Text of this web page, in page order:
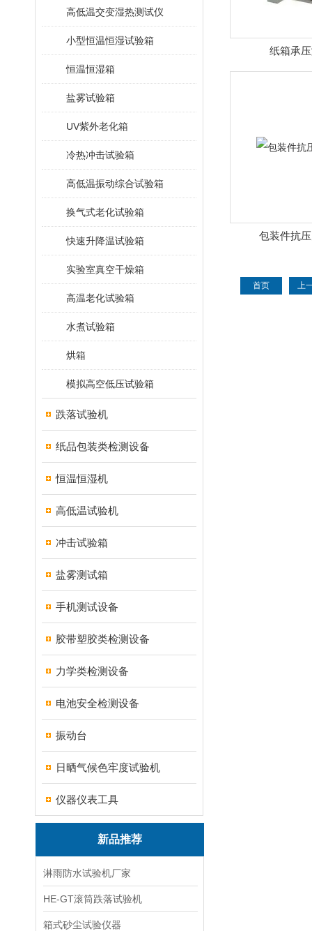
高低温交变湿热测试仪
小型恒温恒湿试验箱
恒温恒湿箱
盐雾试验箱
UV紫外老化箱
冷热冲击试验箱
高低温振动综合试验箱
换气式老化试验箱
快速升降温试验箱
实验室真空干燥箱
高温老化试验箱
水煮试验箱
烘箱
模拟高空低压试验箱
跌落试验机
纸品包装类检测设备
恒温恒湿机
高低温试验机
冲击试验箱
盐雾测试箱
手机测试设备
胶带塑胶类检测设备
力学类检测设备
电池安全检测设备
振动台
日晒气候色牢度试验机
仪器仪表工具
新品推荐
淋雨防水试验机厂家
HE-GT滚筒跌落试验机
箱式砂尘试验仪器
纸箱承
包装件抗
首页 上